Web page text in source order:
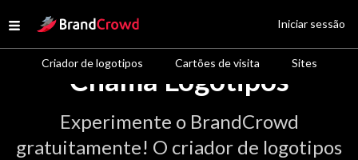
Open menu
Site Logo
Criador de logotipos Cartões de visita Sites
Iniciar sessão
Chama Logotipos
Experimente o BrandCrowd
gratuitamente! O criador de logotipos